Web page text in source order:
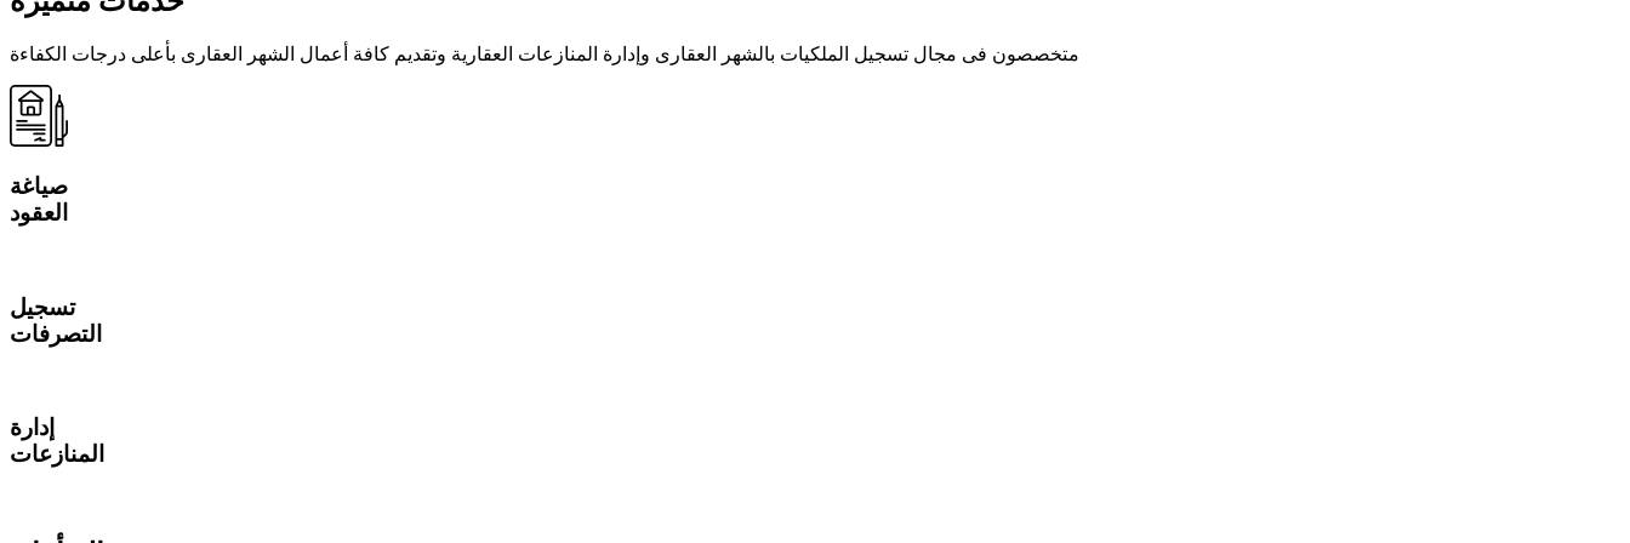
متخصصون فى مجال تسجيل الملكيات بالشهر العقارى وإدارة المنازعات العقارية وتقديم كافة أعمال الشهر العقارى بأعلى درجات الكفاءة
صياغة
العقود
تسجيل
التصرفات
إدارة
المنازعات